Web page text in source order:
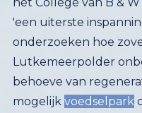
mogelijk voedselpark